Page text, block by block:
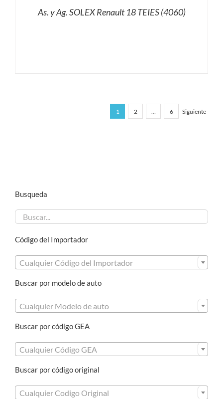
As. y Ag. SOLEX Renault 18 TEIES (4060)
1 2 6 Siguiente
Busqueda
Código del Importador
Cualquier Código del Importador
Buscar por modelo de auto
Cualquier Modelo de auto
Buscar por código GEA
Cualquier Código GEA
Buscar por código original
Cualquier Codigo Original